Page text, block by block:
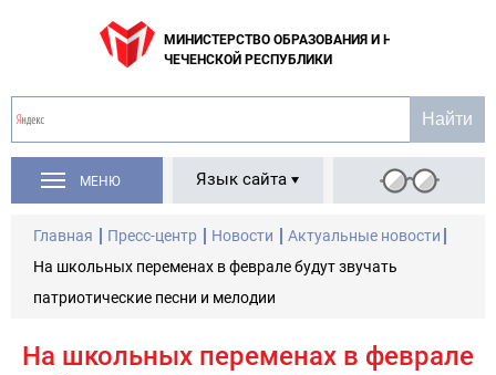
МИНИСТЕРСТВО ОБРАЗОВАНИЯ И НАУКИ
ЧЕЧЕНСКОЙ РЕСПУБЛИКИ
МЕНЮ Язык сайта
Главная Пресс-центр Новости
Актуальные новости
На школьных переменах в феврале будут звучать
патриотические песни и мелодии
На школьных переменах в феврале